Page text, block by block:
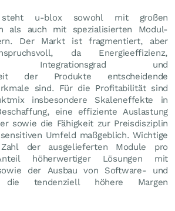
steht u-blox sowohl mit großen
als auch mit spezialisierten Modul-
Der Markt ist fragmentiert, aber
da Energieeffizienz,
Integrationsgrad und
der Produkte entscheidende
sind. Für die Profitabilität sind
insbesondere Skaleneffekte in
eine effiziente Auslastung
sowie die Fähigkeit zur Preisdisziplin
Umfeld maßgeblich. Wichtige
der ausgelieferten Module pro
höherwertiger Lösungen mit
der Ausbau von Software- und
die tendenziell höhere Margen